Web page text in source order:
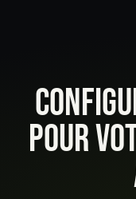
POUR